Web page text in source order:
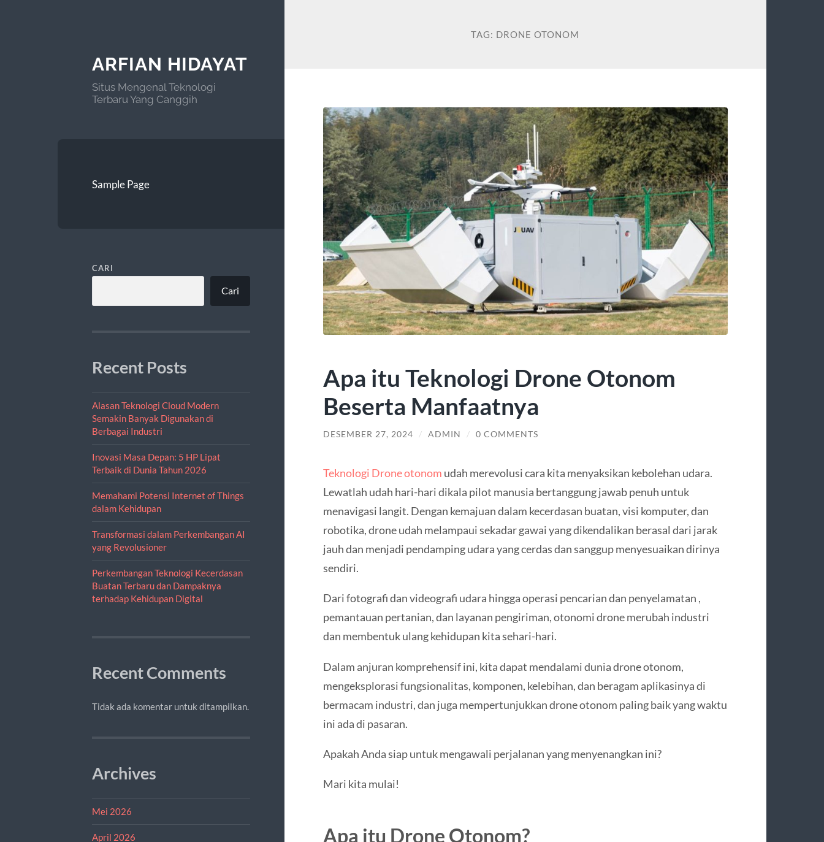
ARFIAN HIDAYAT
Situs Mengenal Teknologi
Terbaru Yang Canggih
Sample Page
CARI
Cari
Recent Posts
Alasan Teknologi Cloud Modern
Semakin Banyak Digunakan di
Berbagai Industri
Inovasi Masa Depan: 5 HP Lipat
Terbaik di Dunia Tahun 2026
Memahami Potensi Internet of Things
dalam Kehidupan
Transformasi dalam Perkembangan AI
yang Revolusioner
Perkembangan Teknologi Kecerdasan
Buatan Terbaru dan Dampaknya
terhadap Kehidupan Digital
Recent Comments
Tidak ada komentar untuk ditampilkan.
Archives
Mei 2026
April 2026
TAG: DRONE OTONOM
Apa itu Teknologi Drone Otonom
Beserta Manfaatnya
DESEMBER 27, 2024 / ADMIN / 0 COMMENTS
Teknologi Drone otonom udah merevolusi cara kita menyaksikan kebolehan udara.
Lewatlah udah hari-hari dikala pilot manusia bertanggung jawab penuh untuk
menavigasi langit. Dengan kemajuan dalam kecerdasan buatan, visi komputer, dan
robotika, drone udah melampaui sekadar gawai yang dikendalikan berasal dari jarak
jauh dan menjadi pendamping udara yang cerdas dan sanggup menyesuaikan dirinya
sendiri.
Dari fotografi dan videografi udara hingga operasi pencarian dan penyelamatan ,
pemantauan pertanian, dan layanan pengiriman, otonomi drone merubah industri
dan membentuk ulang kehidupan kita sehari-hari.
Dalam anjuran komprehensif ini, kita dapat mendalami dunia drone otonom,
mengeksplorasi fungsionalitas, komponen, kelebihan, dan beragam aplikasinya di
bermacam industri, dan juga mempertunjukkan drone otonom paling baik yang waktu
ini ada di pasaran.
Apakah Anda siap untuk mengawali perjalanan yang menyenangkan ini?
Mari kita mulai!
Apa itu Drone Otonom?